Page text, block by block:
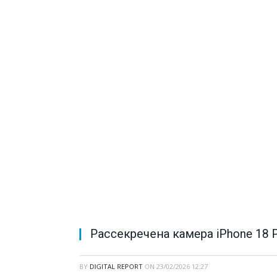
Рассекречена камера iPhone 18
BY DIGITAL REPORT ON 23/02/2026 12:27